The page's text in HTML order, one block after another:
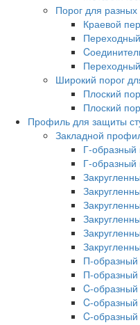
Порог для разных
Краевой
Широкий порог
Плоский
Плоский
Профиль для защиты
Закладной
Г-
Г-образный
П-
П-образный
C-
C-
C-